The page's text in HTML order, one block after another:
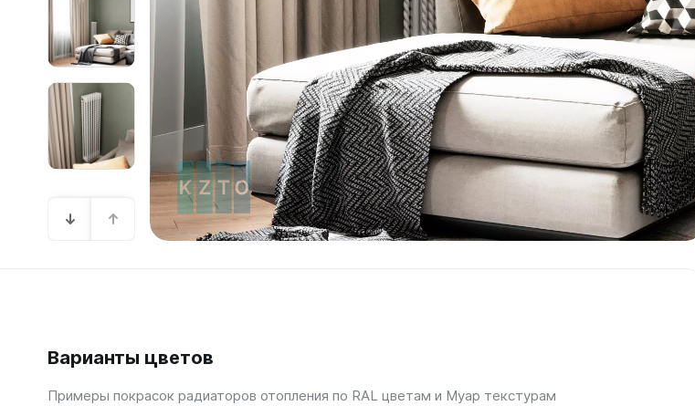
Параллели Г
Quadrum 30 V
Quadrum 40 H
Quadrum 40 V
Quadrum 50 H
Quadrum 50 V
Еще...
Зеркала
Зеркало А40
Зеркало Г
Варианты цветов
Примеры покрасок радиаторов отопления по RAL цветам и Муар текстурам